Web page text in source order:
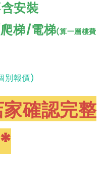
安裝
梯/電梯(算一層樓費
別報價)
確認完整